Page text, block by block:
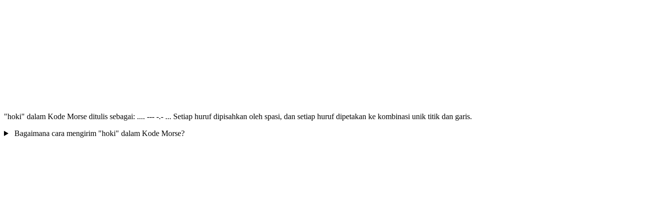
"hoki" dalam Kode Morse ditulis sebagai: .... --- -.- ... Setiap huruf dipisahkan oleh spasi, dan setiap huruf dipetakan ke kombinasi unik titik dan garis.
Bagaimana cara mengirim "hoki" dalam Kode Morse?